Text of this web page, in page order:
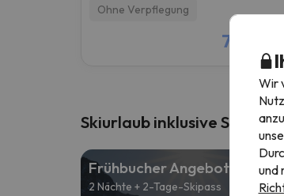
Ohne Verpflegung
70 €
Skiurlaub inklusive Skipass
Frühbucher Angebote 26/27
2 Nächte + 2-Tage-Skipass
Wir
und